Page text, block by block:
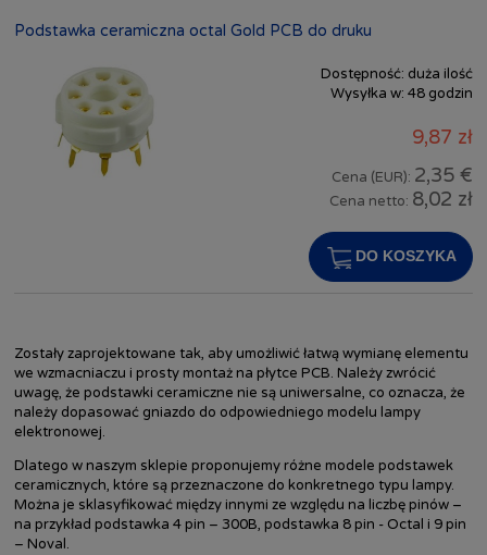
Podstawka ceramiczna octal Gold PCB do druku
Dostępność: duża ilość
Wysyłka w: 48 godzin
9,87 zł
Cena (EUR): 2,35 €
Cena netto: 8,02 zł
DO KOSZYKA
Zostały zaprojektowane tak, aby umożliwić łatwą wymianę elementu
we wzmacniaczu i prosty montaż na płytce PCB. Należy zwrócić
uwagę, że podstawki ceramiczne nie są uniwersalne, co oznacza, że
należy dopasować gniazdo do odpowiedniego modelu lampy
elektronowej.
Dlatego w naszym sklepie proponujemy różne modele podstawek
ceramicznych, które są przeznaczone do konkretnego typu lampy.
Można je sklasyfikować między innymi ze względu na liczbę pinów –
na przykład podstawka 4 pin – 300B, podstawka 8 pin - Octal i 9 pin
– Noval.